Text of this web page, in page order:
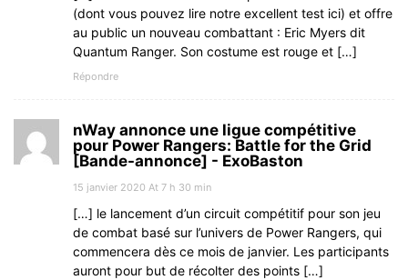
(dont vous pouvez lire notre excellent test ici) et offre
au public un nouveau combattant : Eric Myers dit
Quantum Ranger. Son costume est rouge et […]
Répondre
nWay annonce une ligue compétitive
pour Power Rangers: Battle for the Grid
[Bande-annonce] - ExoBaston
15 janvier 2020 At 7 h 30 min
[…] le lancement d’un circuit compétitif pour son jeu
de combat basé sur l’univers de Power Rangers, qui
commencera dès ce mois de janvier. Les participants
auront pour but de récolter des points […]